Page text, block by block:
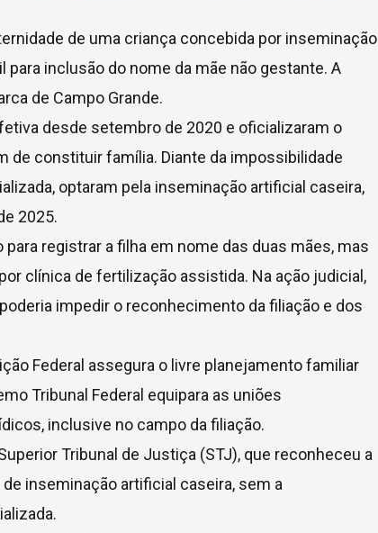
de uma criança concebida por inseminação
inclusão do nome da mãe não gestante. A
de Campo Grande.
desde setembro de 2020 e oficializaram o
de constituir família. Diante da impossibilidade
optaram pela inseminação artificial caseira,
2025.
registrar a filha em nome das duas mães, mas
clínica de fertilização assistida. Na ação judicial,
impedir o reconhecimento da filiação e dos
Federal assegura o livre planejamento familiar
Tribunal Federal equipara as uniões
inclusive no campo da filiação.
Tribunal de Justiça (STJ), que reconheceu a
inseminação artificial caseira, sem a